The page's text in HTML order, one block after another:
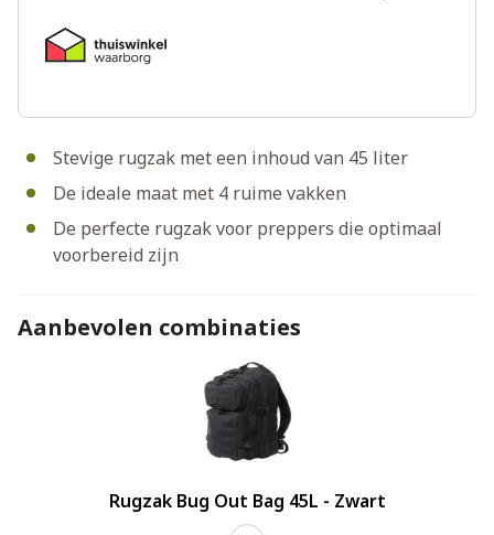
Stevige rugzak met een inhoud van 45 liter
De ideale maat met 4 ruime vakken
De perfecte rugzak voor preppers die optimaal
voorbereid zijn
Aanbevolen combinaties
Rugzak Bug Out Bag 45L - Zwart